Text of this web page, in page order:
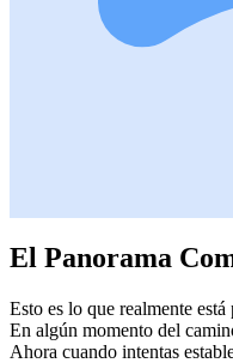
El Panorama
Esto es lo que realmente
En algún momento del
Ahora cuando intentas